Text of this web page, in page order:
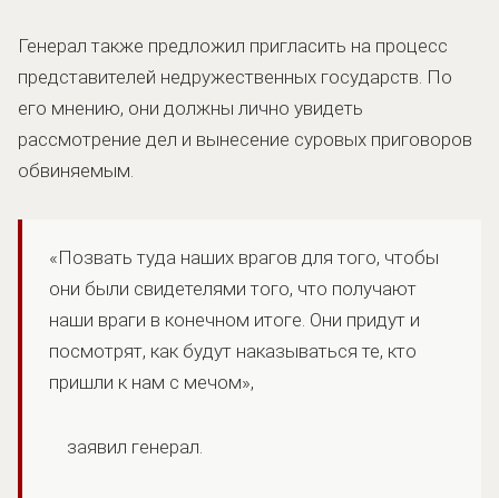
Генерал также предложил пригласить на процесс
представителей недружественных государств. По
его мнению, они должны лично увидеть
рассмотрение дел и вынесение суровых приговоров
обвиняемым.
«Позвать туда наших врагов для того, чтобы
они были свидетелями того, что получают
наши враги в конечном итоге. Они придут и
посмотрят, как будут наказываться те, кто
пришли к нам с мечом»,
заявил генерал.